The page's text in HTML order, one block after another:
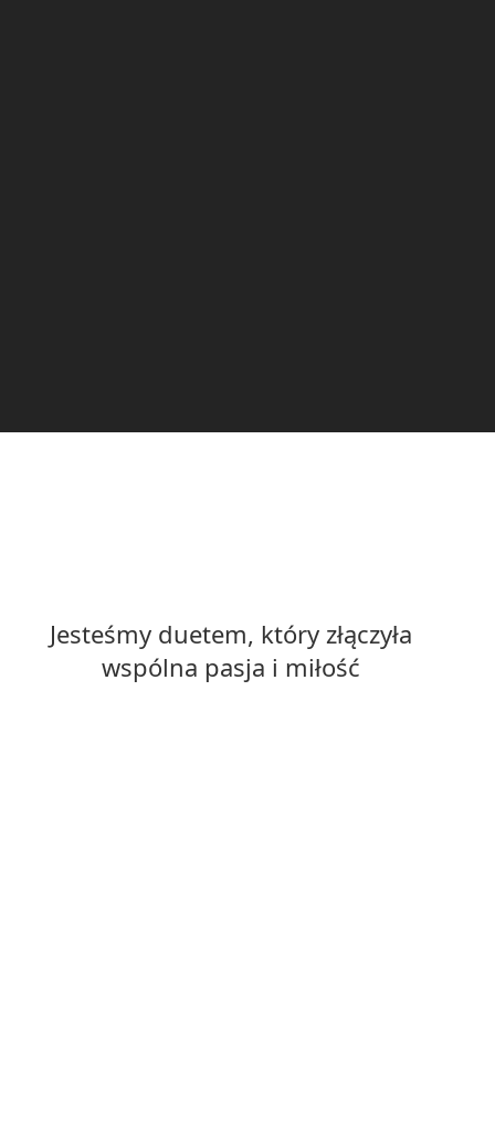
Jesteśmy duetem, który złączyła
wspólna pasja i miłość